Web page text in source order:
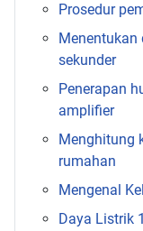
Prosedur
Menentukan
sekunder
Penerapan
amplifier
Menghitung
rumahan
Mengenal
Daya Listrik